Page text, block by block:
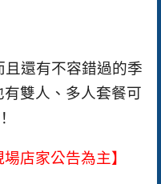
還有不容錯過的季
雙人、多人套餐可
店家公告為主】